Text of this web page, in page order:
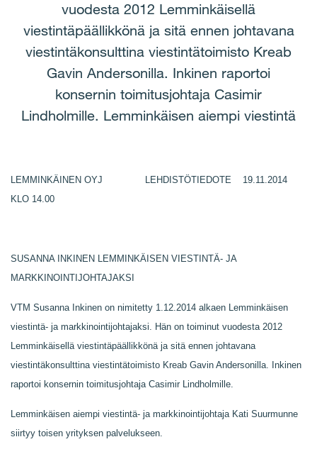
vuodesta 2012 Lemminkäisellä
viestintäpäällikkönä ja sitä ennen johtavana
viestintäkonsulttina viestintätoimisto Kreab
Gavin Andersonilla. Inkinen raportoi
konsernin toimitusjohtaja Casimir
Lindholmille. Lemminkäisen aiempi viestintä
LEMMINKÄINEN OYJ LEHDISTÖTIEDOTE 19.11.2014
KLO 14.00
SUSANNA INKINEN LEMMINKÄISEN VIESTINTÄ- JA
MARKKINOINTIJOHTAJAKSI
VTM Susanna Inkinen on nimitetty 1.12.2014 alkaen Lemminkäisen
viestintä- ja markkinointijohtajaksi. Hän on toiminut vuodesta 2012
Lemminkäisellä viestintäpäällikkönä ja sitä ennen johtavana
viestintäkonsulttina viestintätoimisto Kreab Gavin Andersonilla. Inkinen
raportoi konsernin toimitusjohtaja Casimir Lindholmille.
Lemminkäisen aiempi viestintä- ja markkinointijohtaja Kati Suurmunne
siirtyy toisen yrityksen palvelukseen.